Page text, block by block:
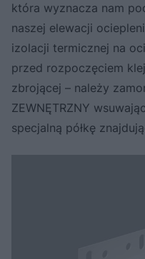
która wyznacza nam
naszej elewacji
izolacji termicznej na
przed rozpoczęciem
zbrojącej – należy
ZEWNĘTRZNY
specjalną półkę